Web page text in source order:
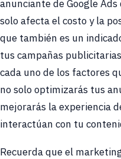
anunciante de Google
solo afecta el costo y la
que también es un
tus campañas
cada uno de los factores
no solo optimizarás tus
mejorarás la experiencia
interactúan con tu
Recuerda que el